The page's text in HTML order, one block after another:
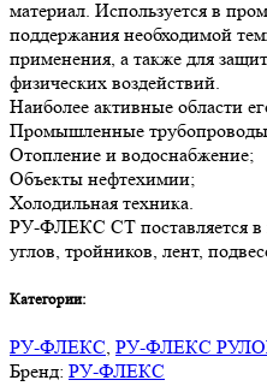
материал. Используется в
поддержания необходимой
применения, а также для
физических воздействий.
Наиболее активные области
Промышленные
Отопление и водоснабжение;
Объекты нефтехимии;
Холодильная техника.
РУ-ФЛЕКС СТ поставляется в
углов, тройников, лент,
Категории:
РУ-ФЛЕКС, РУ-ФЛЕКС
Бренд: РУ-ФЛЕКС